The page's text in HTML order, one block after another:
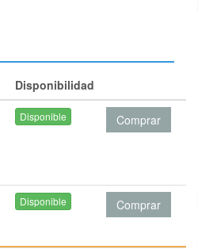
Disponibilidad
Disponible Comprar
Disponible Comprar